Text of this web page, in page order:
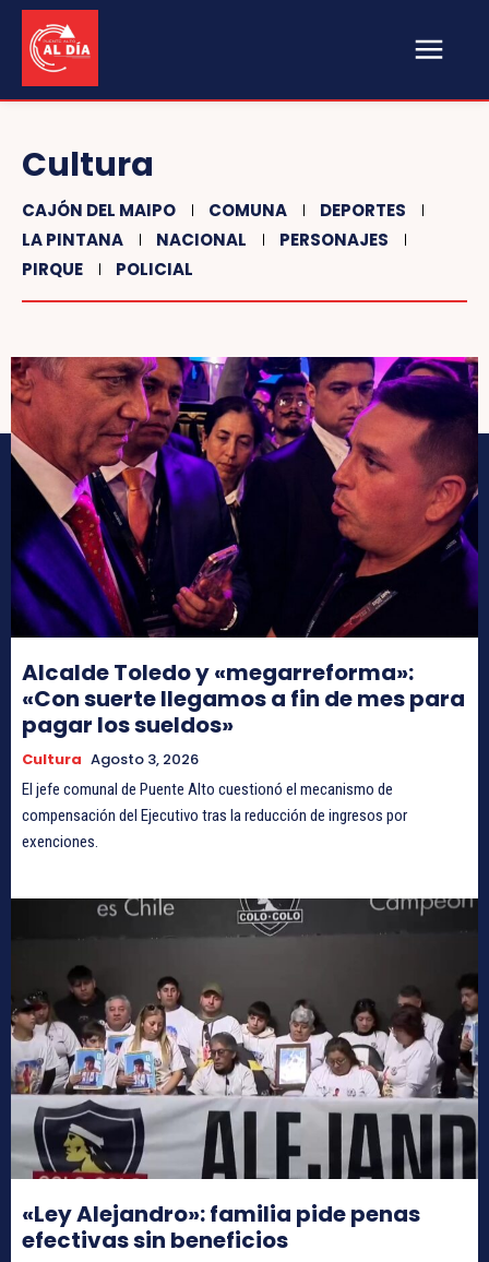
Cultura
CAJÓN DEL MAIPO COMUNA
DEPORTES
LA PINTANA
NACIONAL
PERSONAJES
PIRQUE
POLICIAL
Alcalde Toledo y «megarreforma»:
«Con suerte llegamos a fin de mes para
pagar los sueldos»
Cultura Agosto 3, 2026
El jefe comunal de Puente Alto cuestionó el mecanismo de
compensación del Ejecutivo tras la reducción de ingresos por
exenciones.
«Ley Alejandro»: familia pide penas
efectivas sin beneficios